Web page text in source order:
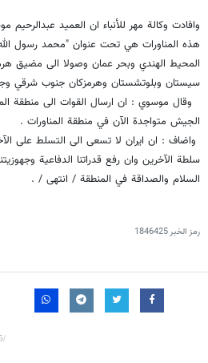
وافادت وكالة مهر للأنباء ان العميد
هذه المناورات هي تحت عنوان "محمد رسول
المحيط الهندي وبحر عمان وصولا الى مضيق
سيستان وبلوتشستان وهرمزكان جنوب شرقي
وقال موسوي : ان ارسال القوات الى منطقة
الجيش متواجدة الآن في منطقة المناورات .
واضاف : ان ايران لا تسعى الى التسلط على
سلطة الآخرين وان رفع قدراتنا الدفاعية
السلام والصداقة في المنطقة / انتهى / .
رمز الخبر1846425